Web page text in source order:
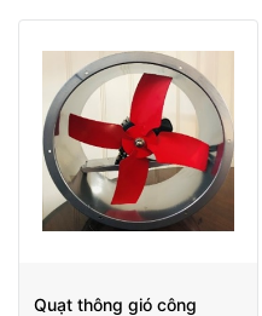
Quạt thông gió công